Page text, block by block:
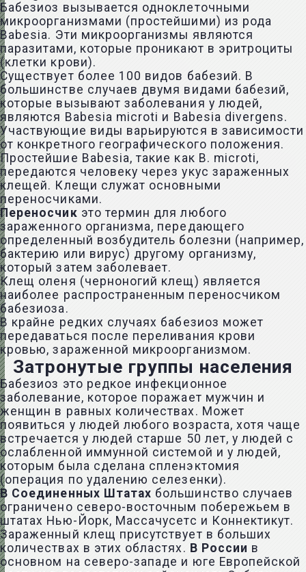
Бабезиоз вызывается одноклеточными
микроорганизмами (простейшими) из рода
Babesia. Эти микроорганизмы являются
паразитами, которые проникают в эритроциты
(клетки крови).
Существует более 100 видов бабезий. В
большинстве случаев двумя видами бабезий,
которые вызывают заболевания у людей,
являются Babesia microti и Babesia divergens.
Участвующие виды варьируются в зависимости
от конкретного географического положения.
Простейшие Babesia, такие как B. microti,
передаются человеку через укус зараженных
клещей. Клещи служат основными
переносчиками.
Переносчик это термин для любого
зараженного организма, передающего
определенный возбудитель болезни (например,
бактерию или вирус) другому организму,
который затем заболевает.
Клещ оленя (черноногий клещ) является
наиболее распространенным переносчиком
бабезиоза.
В крайне редких случаях бабезиоз может
передаваться после переливания крови
кровью, зараженной микроорганизмом.
Затронутые группы населения
Бабезиоз это редкое инфекционное
заболевание, которое поражает мужчин и
женщин в равных количествах. Может
появиться у людей любого возраста, хотя чаще
встречается у людей старше 50 лет, у людей с
ослабленной иммунной системой и у людей,
которым была сделана спленэктомия
(операция по удалению селезенки).
В Соединенных Штатах большинство случаев
ограничено северо-восточным побережьем в
штатах Нью-Йорк, Массачусетс и Коннектикут.
Зараженный клещ присутствует в больших
количествах в этих областях. В России в
основном на северо-западе и юге Европейской